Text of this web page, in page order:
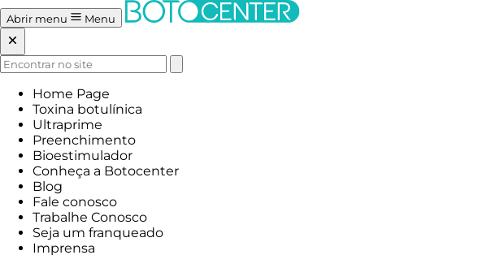
Abrir menu Menu
Home Page
Toxina botulínica
Ultraprime
Preenchimento
Bioestimulador
Conheça a Botocenter
Blog
Fale conosco
Trabalhe Conosco
Seja um franqueado
Imprensa